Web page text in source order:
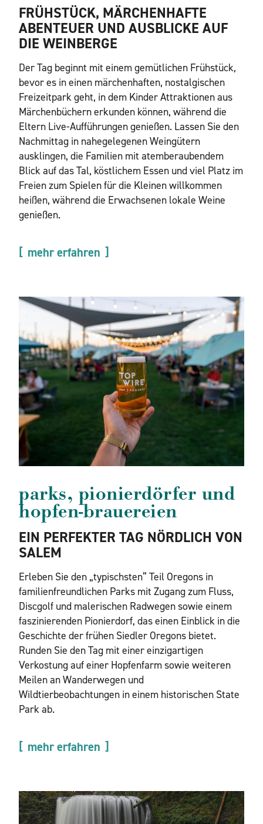
FRÜHSTÜCK, MÄRCHENHAFTE
ABENTEUER UND AUSBLICKE AUF
DIE WEINBERGE
Der Tag beginnt mit einem gemütlichen Frühstück,
bevor es in einen märchenhaften, nostalgischen
Freizeitpark geht, in dem Kinder Attraktionen aus
Märchenbüchern erkunden können, während die
Eltern Live-Aufführungen genießen. Lassen Sie den
Nachmittag in nahegelegenen Weingütern
ausklingen, die Familien mit atemberaubendem
Blick auf das Tal, köstlichem Essen und viel Platz im
Freien zum Spielen für die Kleinen willkommen
heißen, während die Erwachsenen lokale Weine
genießen.
mehr erfahren
parks, pionierdörfer und
hopfen-brauereien
EIN PERFEKTER TAG NÖRDLICH VON
SALEM
Erleben Sie den „typischsten“ Teil Oregons in
familienfreundlichen Parks mit Zugang zum Fluss,
Discgolf und malerischen Radwegen sowie einem
faszinierenden Pionierdorf, das einen Einblick in die
Geschichte der frühen Siedler Oregons bietet.
Runden Sie den Tag mit einer einzigartigen
Verkostung auf einer Hopfenfarm sowie weiteren
Meilen an Wanderwegen und
Wildtierbeobachtungen in einem historischen State
Park ab.
mehr erfahren